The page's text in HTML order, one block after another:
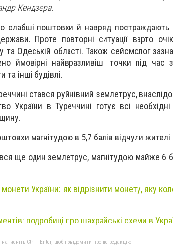
Кендзера.
слабші поштовхи й навряд постраждають
Проте повторні ситуації варто
та Одеській області. Також сейсмолог
ймовірні найвразливіші точки під час
інші будівлі.
стався руйнівний землетрус,
України в Туреччині готує всі
магнітудою в 5,7 балів відчули жителі
ще один землетрус, магнітудою майже 6
монети України: як відрізнити монету, яку
подробиці про шахрайські схеми в
Ctrl + Enter, щоб повідомити про це редакцію